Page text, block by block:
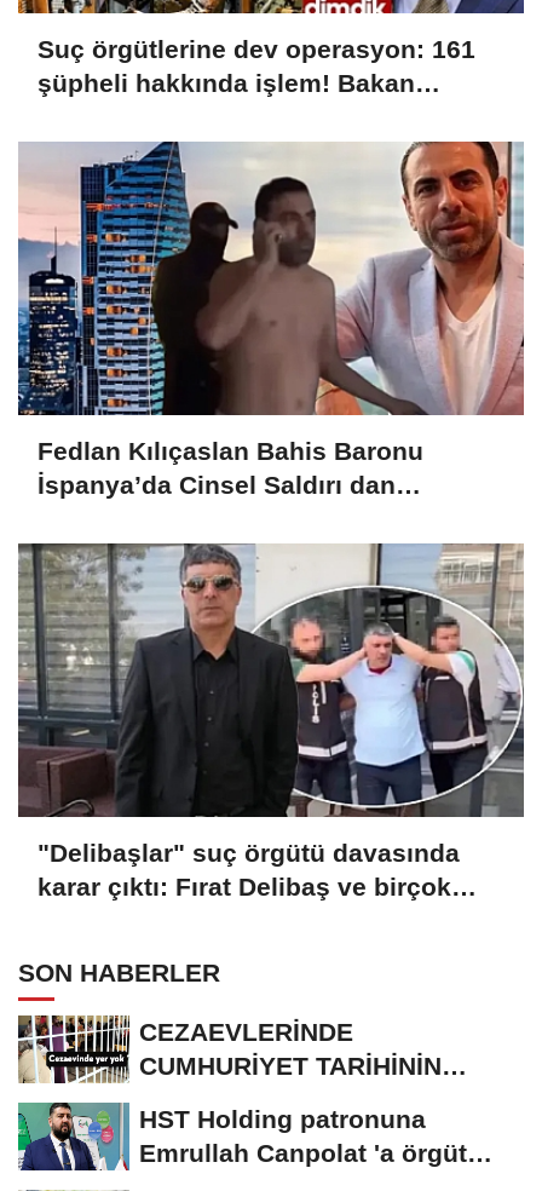
Suç örgütlerine dev operasyon: 161
şüpheli hakkında işlem! Bakan
karşısında dimdik
Fedlan Kılıçaslan Bahis Baronu
İspanya’da Cinsel Saldırı dan
"Delibaşlar" suç örgütü davasında
karar çıktı: Fırat Delibaş ve birçok
SON HABERLER
CEZAEVLERİNDE
CUMHURİYET TARİHİNİN
KİŞİ...
HST Holding patronuna
Emrullah Canpolat 'a örgüt